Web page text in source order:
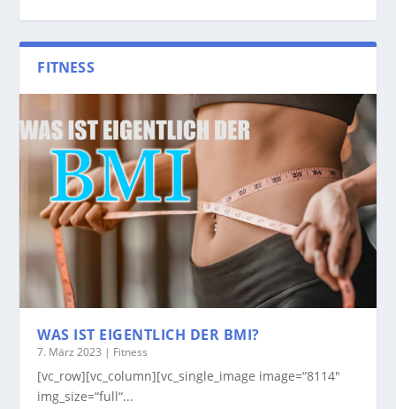
FITNESS
WAS IST EIGENTLICH DER BMI?
7. März 2023 | Fitness
[vc_row][vc_column][vc_single_image image=“8114″
img_size=“full“...